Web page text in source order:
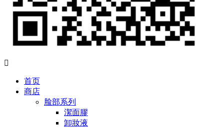

首页
商店
脸部系列
潔面膠
卸妝液